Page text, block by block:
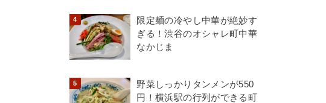
限定麺の冷やし中華が絶妙す
ぎる！渋谷のオシャレ町中華
なかじま
野菜しっかりタンメンが550
円！横浜駅の行列ができる町